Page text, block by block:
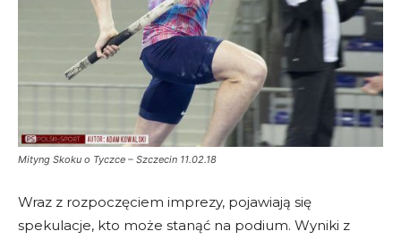
Mityng Skoku o Tyczce – Szczecin 11.02.18
Wraz z rozpoczęciem imprezy, pojawiają się
spekulacje, kto może stanąć na podium. Wyniki z